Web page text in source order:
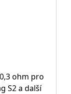
ohm pro
S2 a další